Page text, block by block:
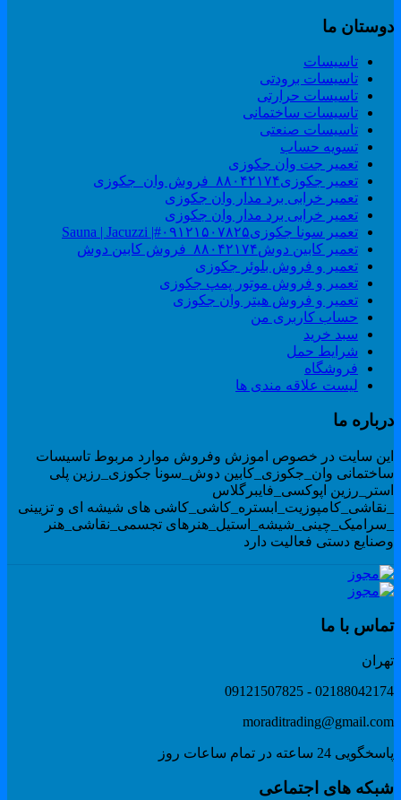
ما
تاسیسات
تاسیسات برودتی
تاسیسات حرارتی
تاسیسات ساختمانی
تاسیسات صنعتی
تسویه حساب
تعمیر جت وان جکوزی
تعمیر جکوزی۸۸۰۴۲۱۷۴_فروش وان_جکوزی
تعمیر خرابی برد مدار وان جکوزی
تعمیر خرابی برد مدار وان جکوزی
تعمیر سونا جکوزی۰۹۱۲۱۵۰۷۸۲۵#| Sauna | Jacuzzi
تعمیر کابین دوش۸۸۰۴۲۱۷۴_فروش کابین دوش
تعمیر و فروش بلوئر جکوزی
تعمیر و فروش موتور پمپ جکوزی
تعمیر و فروش هیتر وان جکوزی
حساب کاربری من
سبد خرید
شرایط حمل
فروشگاه
لیست علاقه مندی ها
ما
سایت در خصوص اموزش وفروش موارد مربوط تاسیسات
وان_جکوزی_کابین دوش_سونا جکوزی_رزین پلی
اپوکسی_فایبرگلاس
های شیشه ای و تزیینی
تجسمی_نقاشی_هنر
دستی فعالیت دارد
با ما
02188042174 -
24 ساعته در تمام ساعات روز
های اجتماعی